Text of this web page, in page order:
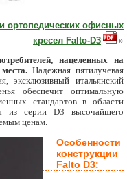
ортопедических офисных
кресел Falto-D3
»
нацеленных на
места.Надежная пятилучевая
эксклюзивный итальянский
обеспечит оптимальную
стандартов в области
из серии D3 высочайшего
ценам.
Особенности
конструкции
Falto D3: